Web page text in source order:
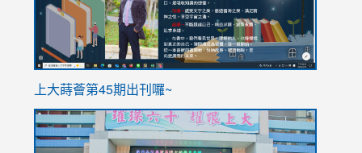
ink
https://sites.google.com/stes.tyc.edu.tw/
上大蒔薈第45期出刊囉~